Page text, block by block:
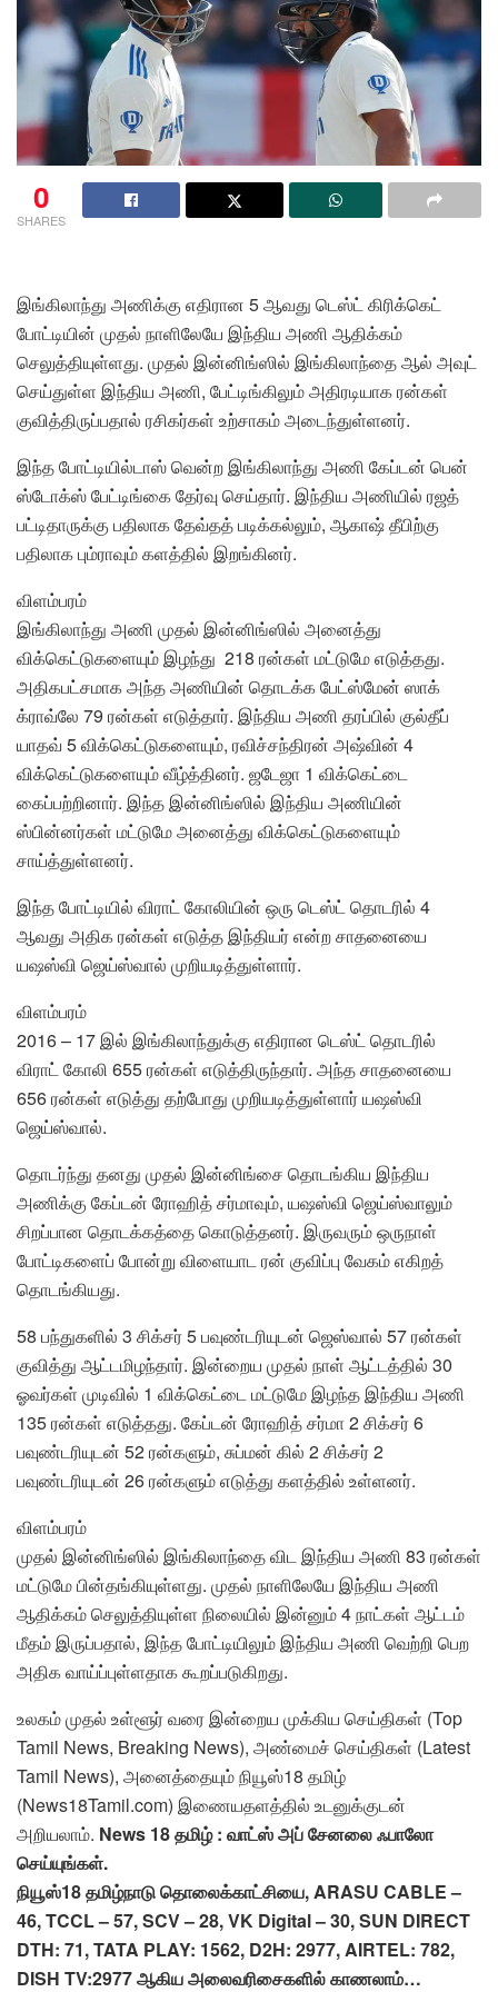
0
SHARES
இங்கிலாந்து அணிக்கு எதிரான 5 ஆவது டெஸ்ட் கிரிக்கெட்
போட்டியின் முதல் நாளிலேயே இந்திய அணி ஆதிக்கம்
செலுத்தியுள்ளது. முதல் இன்னிங்ஸில் இங்கிலாந்தை ஆல் அவுட்
செய்துள்ள இந்திய அணி, பேட்டிங்கிலும் அதிரடியாக ரன்கள்
குவித்திருப்பதால் ரசிகர்கள் உற்சாகம் அடைந்துள்ளனர்.
இந்த போட்டியில்டாஸ் வென்ற இங்கிலாந்து அணி கேப்டன் பென்
ஸ்டோக்ஸ் பேட்டிங்கை தேர்வு செய்தார். இந்திய அணியில் ரஜத்
பட்டிதாருக்கு பதிலாக தேவ்தத் படிக்கல்லும், ஆகாஷ் தீபிற்கு
பதிலாக பும்ராவும் களத்தில் இறங்கினர்.
விளம்பரம்
இங்கிலாந்து அணி முதல் இன்னிங்ஸில் அனைத்து
விக்கெட்டுகளையும் இழந்து 218 ரன்கள் மட்டுமே எடுத்தது.
அதிகபட்சமாக அந்த அணியின் தொடக்க பேட்ஸ்மேன் ஸாக்
க்ராவ்லே 79 ரன்கள் எடுத்தார். இந்திய அணி தரப்பில் குல்தீப்
யாதவ் 5 விக்கெட்டுகளையும், ரவிச்சந்திரன் அஷ்வின் 4
விக்கெட்டுகளையும் வீழ்த்தினர். ஜடேஜா 1 விக்கெட்டை
கைப்பற்றினார். இந்த இன்னிங்ஸில் இந்திய அணியின்
ஸ்பின்னர்கள் மட்டுமே அனைத்து விக்கெட்டுகளையும்
சாய்த்துள்ளனர்.
இந்த போட்டியில் விராட் கோலியின் ஒரு டெஸ்ட் தொடரில் 4
ஆவது அதிக ரன்கள் எடுத்த இந்தியர் என்ற சாதனையை
யஷஸ்வி ஜெய்ஸ்வால் முறியடித்துள்ளார்.
விளம்பரம்
2016 – 17 இல் இங்கிலாந்துக்கு எதிரான டெஸ்ட் தொடரில்
விராட் கோலி 655 ரன்கள் எடுத்திருந்தார். அந்த சாதனையை
656 ரன்கள் எடுத்து தற்போது முறியடித்துள்ளார் யஷஸ்வி
ஜெய்ஸ்வால்.
தொடர்ந்து தனது முதல் இன்னிங்சை தொடங்கிய இந்திய
அணிக்கு கேப்டன் ரோஹித் சர்மாவும், யஷஸ்வி ஜெய்ஸ்வாலும்
சிறப்பான தொடக்கத்தை கொடுத்தனர். இருவரும் ஒருநாள்
போட்டிகளைப் போன்று விளையாட ரன் குவிப்பு வேகம் எகிறத்
தொடங்கியது.
58 பந்துகளில் 3 சிக்சர் 5 பவுண்டரியுடன் ஜெஸ்வால் 57 ரன்கள்
குவித்து ஆட்டமிழந்தார். இன்றைய முதல் நாள் ஆட்டத்தில் 30
ஓவர்கள் முடிவில் 1 விக்கெட்டை மட்டுமே இழந்த இந்திய அணி
135 ரன்கள் எடுத்தது. கேப்டன் ரோஹித் சர்மா 2 சிக்சர் 6
பவுண்டரியுடன் 52 ரன்களும், சுப்மன் கில் 2 சிக்சர் 2
பவுண்டரியுடன் 26 ரன்களும் எடுத்து களத்தில் உள்ளனர்.
விளம்பரம்
முதல் இன்னிங்ஸில் இங்கிலாந்தை விட இந்திய அணி 83 ரன்கள்
மட்டுமே பின்தங்கியுள்ளது. முதல் நாளிலேயே இந்திய அணி
ஆதிக்கம் செலுத்தியுள்ள நிலையில் இன்னும் 4 நாட்கள் ஆட்டம்
மீதம் இருப்பதால், இந்த போட்டியிலும் இந்திய அணி வெற்றி பெற
அதிக வாய்ப்புள்ளதாக கூறப்படுகிறது.
உலகம் முதல் உள்ளூர் வரை இன்றைய முக்கிய செய்திகள் (Top
Tamil News, Breaking News), அண்மைச் செய்திகள் (Latest
Tamil News), அனைத்தையும் நியூஸ்18 தமிழ்
(News18Tamil.com) இணையதளத்தில் உடனுக்குடன்
அறியலாம். News 18 தமிழ் : வாட்ஸ் அப் சேனலை ஃபாலோ
செய்யுங்கள்.
நியூஸ்18 தமிழ்நாடு தொலைக்காட்சியை, ARASU CABLE –
46, TCCL – 57, SCV – 28, VK Digital – 30, SUN DIRECT
DTH: 71, TATA PLAY: 1562, D2H: 2977, AIRTEL: 782,
DISH TV:2977 ஆகிய அலைவரிசைகளில் காணலாம்…